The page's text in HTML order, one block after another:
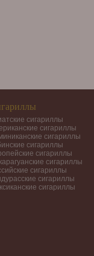
сигариллы
сигариллы
сигариллы
сигариллы
сигариллы
сигариллы
сигариллы
сигариллы
сигариллы